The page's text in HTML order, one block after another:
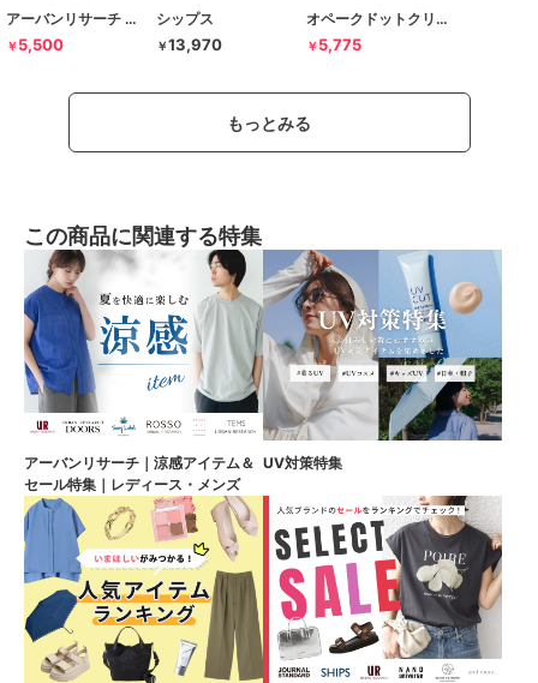
アーバンリサーチ ドアーズ
￥ 5,500
シップス
￥13,970
オペークドットクリップ
￥ 5,775
もっとみる
この商品に関連する特集
アーバンリサーチ｜涼感アイテム＆
セール特集｜レディース・メンズ
UV対策特集